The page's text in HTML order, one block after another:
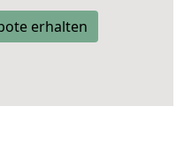
erhalten